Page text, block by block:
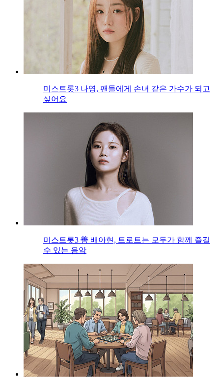
미스트롯3 나영, 팬들에게 손녀 같은 가수가 되고
싶어요
미스트롯3 善 배아현, 트로트는 모두가 함께 즐길
수 있는 음악